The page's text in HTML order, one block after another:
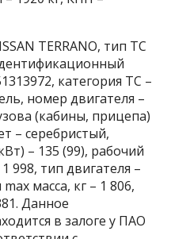
TERRANO, тип ТС
категория ТС –
номер двигателя –
(кабины, прицепа)
– серебристый,
– 135 (99), рабочий
998, тип двигателя –
масса, кг – 1 806,
Данное
в залоге у ПАО